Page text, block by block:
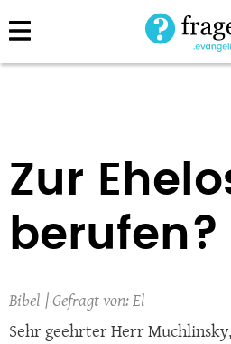
Direkt
zum
Zur
berufen?
Bibel
El
Sehr geehrter Herr Muchlinsky,